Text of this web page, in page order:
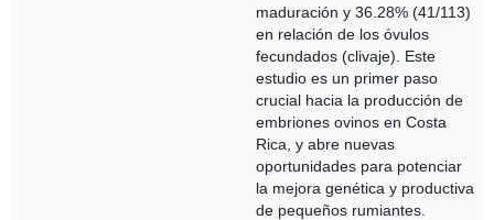
maduración y 36.28% (41/113)
en relación de los óvulos
fecundados (clivaje). Este
estudio es un primer paso
crucial hacia la producción de
embriones ovinos en Costa
Rica, y abre nuevas
oportunidades para potenciar
la mejora genética y productiva
de pequeños rumiantes.